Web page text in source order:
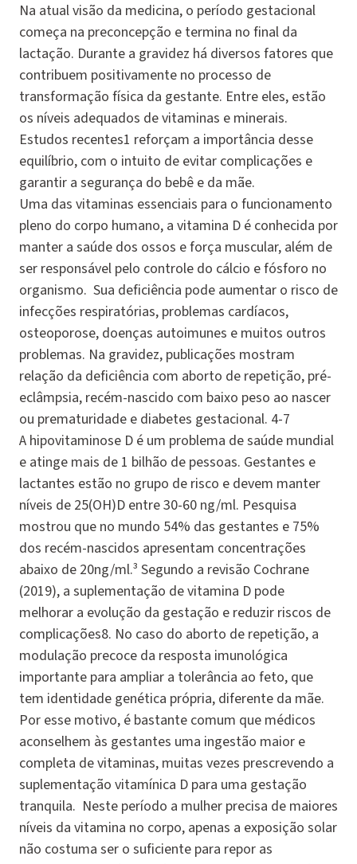
Na atual visão da medicina, o período gestacional
começa na preconcepção e termina no final da
lactação. Durante a gravidez há diversos fatores que
contribuem positivamente no processo de
transformação física da gestante. Entre eles, estão
os níveis adequados de vitaminas e minerais.
Estudos recentes1 reforçam a importância desse
equilíbrio, com o intuito de evitar complicações e
garantir a segurança do bebê e da mãe.
Uma das vitaminas essenciais para o funcionamento
pleno do corpo humano, a vitamina D é conhecida por
manter a saúde dos ossos e força muscular, além de
ser responsável pelo controle do cálcio e fósforo no
organismo. Sua deficiência pode aumentar o risco de
infecções respiratórias, problemas cardíacos,
osteoporose, doenças autoimunes e muitos outros
problemas. Na gravidez, publicações mostram
relação da deficiência com aborto de repetição, pré-
eclâmpsia, recém-nascido com baixo peso ao nascer
ou prematuridade e diabetes gestacional. 4-7
A hipovitaminose D é um problema de saúde mundial
e atinge mais de 1 bilhão de pessoas. Gestantes e
lactantes estão no grupo de risco e devem manter
níveis de 25(OH)D entre 30-60 ng/ml. Pesquisa
mostrou que no mundo 54% das gestantes e 75%
dos recém-nascidos apresentam concentrações
abaixo de 20ng/ml.³ Segundo a revisão Cochrane
(2019), a suplementação de vitamina D pode
melhorar a evolução da gestação e reduzir riscos de
complicações8. No caso do aborto de repetição, a
modulação precoce da resposta imunológica
importante para ampliar a tolerância ao feto, que
tem identidade genética própria, diferente da mãe.
Por esse motivo, é bastante comum que médicos
aconselhem às gestantes uma ingestão maior e
completa de vitaminas, muitas vezes prescrevendo a
suplementação vitamínica D para uma gestação
tranquila. Neste período a mulher precisa de maiores
níveis da vitamina no corpo, apenas a exposição solar
não costuma ser o suficiente para repor as